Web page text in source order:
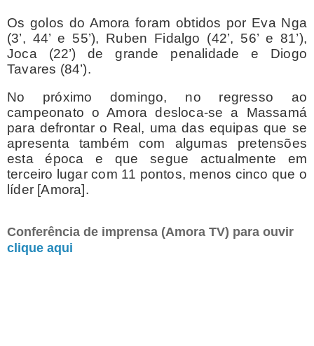
Os golos do Amora foram obtidos por Eva Nga
(3’, 44’ e 55’), Ruben Fidalgo (42’, 56’ e 81’),
Joca (22’) de grande penalidade e Diogo
Tavares (84’).
No próximo domingo, no regresso ao
campeonato o Amora desloca-se a Massamá
para defrontar o Real, uma das equipas que se
apresenta também com algumas pretensões
esta época e que segue actualmente em
terceiro lugar com 11 pontos, menos cinco que o
líder [Amora].
Conferência de imprensa (Amora TV) para ouvir
clique aqui